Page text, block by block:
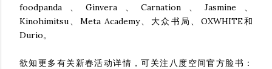
foodpanda、Ginvera、Carnation、Jasmine、
Kinohimitsu、Meta Academy、大众书局、OXWHITE和
Durio。
欲知更多有关新春活动详情，可关注八度空间官方脸书：